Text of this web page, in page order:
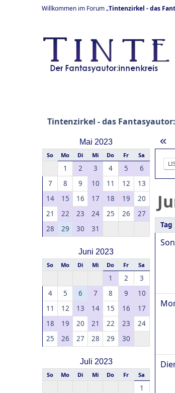
Willkommen im Forum „Tintenzirkel - das
Tintenzirkel - das
Mai 2023
So Mo Di Mi Do Fr Sa
1 2 3 4 5
6
7
8 9 10 11 12
13
14
15 16 17 18 19
20
21
22 23 24 25 26
27
28
29 30 31
Juni 2023
So Mo Di Mi Do Fr Sa
1 2
3
4
5 6 7 8 9
10
11
12 13 14 15 16
17
18
19 20 21 22 23
24
25
26 27 28 29 30
Juli 2023
So Mo Di Mi Do Fr Sa
1
«
Tag